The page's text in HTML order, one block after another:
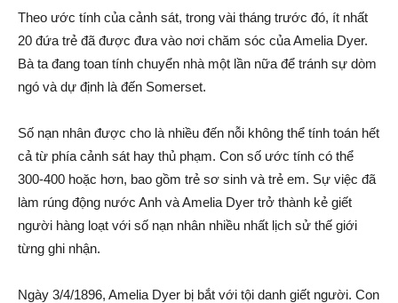
Theo ước tính của cảnh sát, trong vài tháng trước đó, ít nhất
20 đứa trẻ đã được đưa vào nơi chăm sóc của Amelia Dyer.
Bà ta đang toan tính chuyển nhà một lần nữa để tránh sự dòm
ngó và dự định là đến Somerset.
Số nạn nhân được cho là nhiều đến nỗi không thể tính toán hết
cả từ phía cảnh sát hay thủ phạm. Con số ước tính có thể
300-400 hoặc hơn, bao gồm trẻ sơ sinh và trẻ em. Sự việc đã
làm rúng động nước Anh và Amelia Dyer trở thành kẻ giết
người hàng loạt với số nạn nhân nhiều nhất lịch sử thế giới
từng ghi nhận.
Ngày 3/4/1896, Amelia Dyer bị bắt với tội danh giết người. Con